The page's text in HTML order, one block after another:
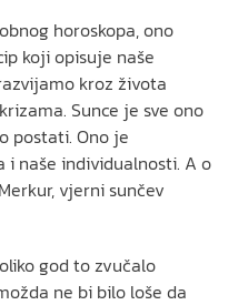
horoskopa, ono
koji opisuje naše
kroz života
Sunce je sve ono
postati. Ono je
naše individualnosti. A o
vjerni sunčev
god to zvučalo
ne bi bilo loše da